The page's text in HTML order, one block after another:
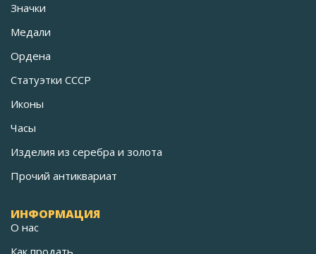
Значки
Медали
Ордена
Статуэтки СССР
Иконы
Часы
Изделия из серебра и золота
Прочий антиквариат
ИНФОРМАЦИЯ
О нас
Как продать